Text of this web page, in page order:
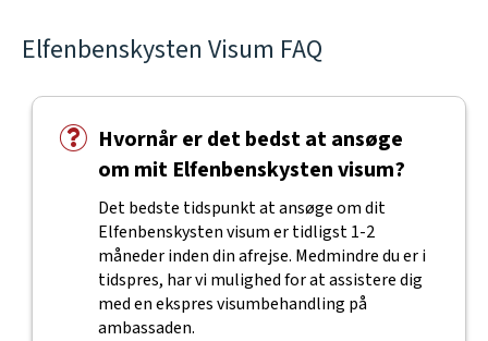
Elfenbenskysten Visum FAQ
Hvornår er det bedst at ansøge
om mit Elfenbenskysten visum?
Det bedste tidspunkt at ansøge om dit
Elfenbenskysten visum er tidligst 1-2
måneder inden din afrejse. Medmindre du er i
tidspres, har vi mulighed for at assistere dig
med en ekspres visumbehandling på
ambassaden.